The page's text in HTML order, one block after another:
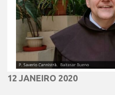
12 JANEIRO 2020